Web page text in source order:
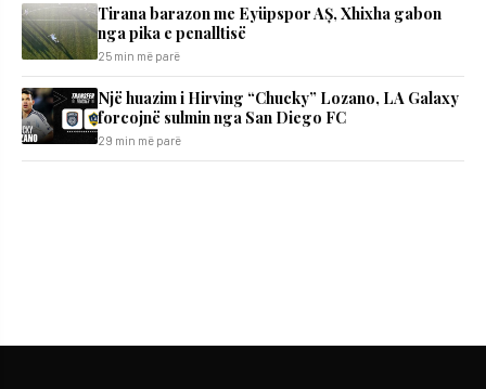
Tirana barazon me Eyüpspor AȘ, Xhixha gabon
nga pika e penalltisë
25 min më parë
Një huazim i Hirving “Chucky” Lozano, LA Galaxy
forcojnë sulmin nga San Diego FC
29 min më parë